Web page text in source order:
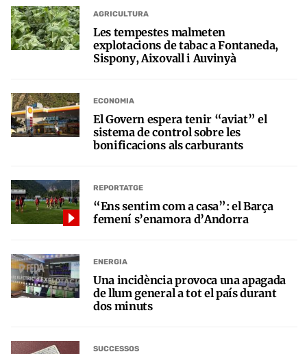
AGRICULTURA
Les tempestes malmeten
explotacions de tabac a Fontaneda,
Sispony, Aixovall i Auvinyà
ECONOMIA
El Govern espera tenir “aviat” el
sistema de control sobre les
bonificacions als carburants
REPORTATGE
“Ens sentim com a casa”: el Barça
femení s’enamora d’Andorra
ENERGIA
Una incidència provoca una apagada
de llum general a tot el país durant
dos minuts
SUCCESSOS